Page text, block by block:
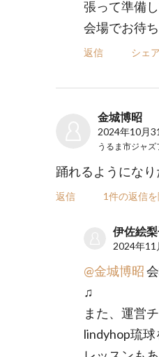
張って準備
会場でお待
返信 シェア
金城博昭
2024年10月
踊れるようにな
返信 1件の返信
伊佐絵
2024年11
@金城博昭
♫
また、運営
lindyhop琉球